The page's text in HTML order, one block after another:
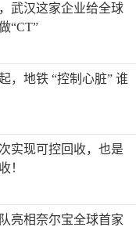
武汉这家企业给全球
“CT”
，地铁 “控制心脏” 谁
实现可控回收，也是
！
亮相奈尔宝全球首家